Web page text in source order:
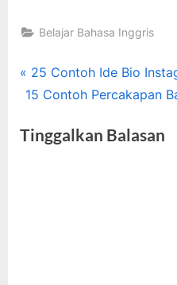
Belajar Bahasa Inggris
Tags:
bahasa
bahasa
Navigasi
P
r
v
25 Contoh Ide Bio
N
x
15 Contoh Percakapan
Tinggalkan Balasan